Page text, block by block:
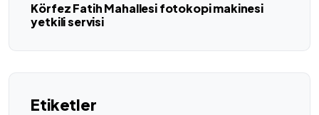
Körfez Fatih Mahallesi fotokopi makinesi
yetkili servisi
Etiketler